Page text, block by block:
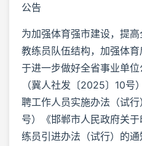
公告
为加强体育强市建设，提
教练员队伍结构，加强体
于进一步做好全省事业单位
（冀人社发〔2025〕10号
聘工作人员实施办法（试
号）《邯郸市人民政府关
练员引进办法（试行）的